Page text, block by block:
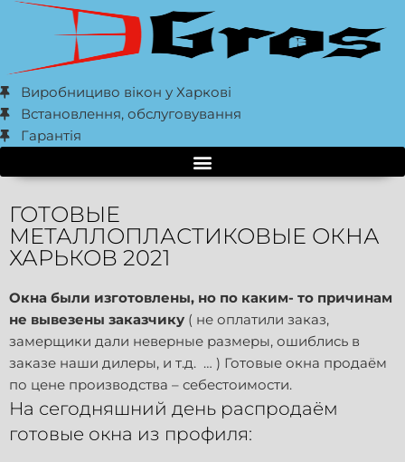
Виробнициво вікон у Харкові
Встановлення, обслуговування
Гарантія
ГОТОВЫЕ
МЕТАЛЛОПЛАСТИКОВЫЕ ОКНА
ХАРЬКОВ 2021
Окна были изготовлены, но по каким- то причинам
не вывезены заказчику ( не оплатили заказ,
замерщики дали неверные размеры, ошиблись в
заказе наши дилеры, и т.д. … ) Готовые окна продаём
по цене производства – себестоимости.
На сегодняшний день распродаём
готовые окна из профиля: